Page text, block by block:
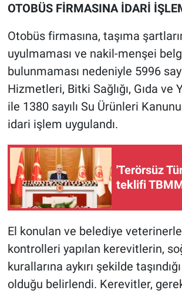
OTOBÜS FİRMASINA İDARİ
Otobüs firmasına, taşıma
uyulmaması ve nakil-menşei
bulunmaması nedeniyle 5996
Hizmetleri, Bitki Sağlığı, Gıda ve
ile 1380 sayılı Su Ürünleri
idari işlem uygulandı.
'Terörsüz
teklifi
El konulan ve belediye
kontrolleri yapılan kerevitlerin,
kurallarına aykırı şekilde
olduğu belirlendi. Kerevitler,